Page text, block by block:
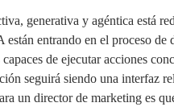
generativa y agéntica está
están entrando en el proceso
de ejecutar acciones
seguirá siendo una interfaz
un director de marketing es